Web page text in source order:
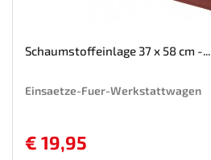
Schaumstoffeinlage 37 x 58 cm -...
Einsaetze-Fuer-Werkstattwagen
€ 19,95